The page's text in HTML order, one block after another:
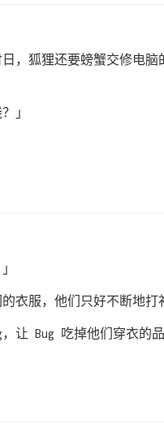
，狐狸还要螃蟹交修电脑
」
衣服，他们只好不断地打
让 Bug 吃掉他们穿衣的